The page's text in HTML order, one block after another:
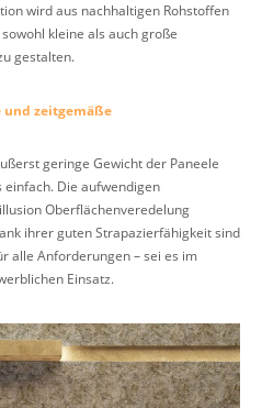
wird aus nachhaltigen Rohstoffen
kleine als auch große
gestalten.
zeitgemäße
geringe Gewicht der Paneele
Die aufwendigen
Oberflächenveredelung
ihrer guten Strapazierfähigkeit sind
alle Anforderungen – sei es im
Einsatz.